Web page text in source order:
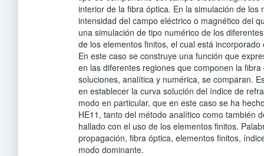
interior de la fibra óptica. En la simulación de los
intensidad del campo eléctrico o magnético del
una simulación de tipo numérico de los
de los elementos finitos, el cual está incorporado
En este caso se construye una función que
en las diferentes regiones que componen la
soluciones, analítica y numérica, se comparan.
en establecer la curva solución del índice de
modo en particular, que en este caso se ha
HE11, tanto del método analítico como también
hallado con el uso de los elementos finitos.
propagación, fibra óptica, elementos finitos,
modo dominante.